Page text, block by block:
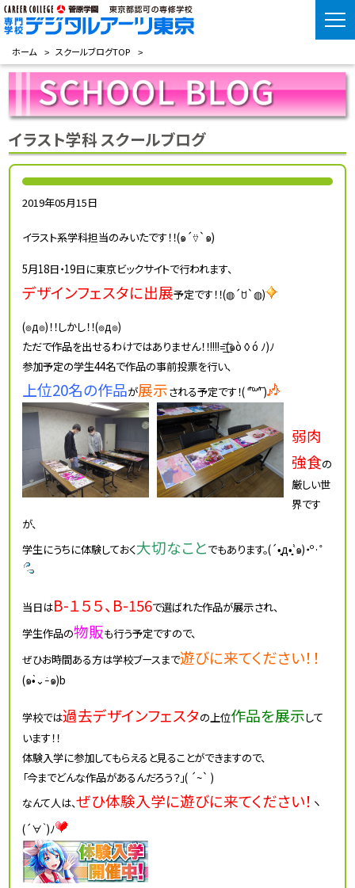
ホーム スクールブログTOP
イラスト学科 スクールブログ
2019年05月15日
イラスト系学科担当のみいたです！！(๑´⍢`๑)
5月18日・19日に東京ビックサイトで行われます、
デザインフェスタに出展予定です！！(◍´ꇴ`◍)
(๏д๏)！！しかし！！(๏д๏)
ただで作品を出せるわけではありません！！!!!!=͟͟͞͞(๑ò◊ó ﾉ)ﾉ
参加予定の学生44名で作品の事前投票を行い、
上位20名の作品が展示される予定です！( ʺ̅́꒳ʺ̅̀ )
弱肉
強食の
厳しい世
界です
が、
学生にうちに体験しておく大切なことでもあります。(´•̥̥̥д•̥̥̥`̀๑)‧º·˚
当日はB-１５５、B-156で選ばれた作品が展示され、
学生作品の物販も行う予定ですので、
ぜひお時間ある方は学校ブースまで遊びに来てください！！
(๑•̀⌄ｰ́๑)b
学校では過去デザインフェスタの上位作品を展示して
います！！
体験入学に参加してもらえると見ることができますので、
「今までどんな作品があるんだろう？」( ´~` )
なんて人は、ぜひ体験入学に遊びに来てください！ ヽ
(´∀｀)ﾉ